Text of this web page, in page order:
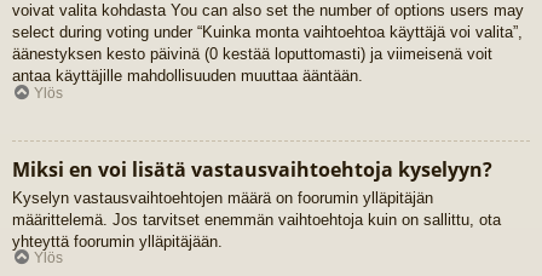
voivat valita kohdasta You can also set the number of options users may
select during voting under “Kuinka monta vaihtoehtoa käyttäjä voi valita”,
äänestyksen kesto päivinä (0 kestää loputtomasti) ja viimeisenä voit
antaa käyttäjille mahdollisuuden muuttaa ääntään.
Ylös
Miksi en voi lisätä vastausvaihtoehtoja kyselyyn?
Kyselyn vastausvaihtoehtojen määrä on foorumin ylläpitäjän
määrittelemä. Jos tarvitset enemmän vaihtoehtoja kuin on sallittu, ota
yhteyttä foorumin ylläpitäjään.
Ylös